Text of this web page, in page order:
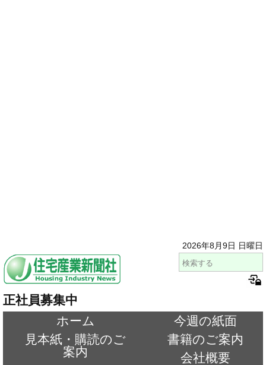
2026年8月9日 日曜日
正社員募集中
ホーム
今週の紙面
見本紙・購読のご
案内
書籍のご案内
会社概要